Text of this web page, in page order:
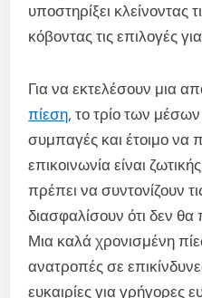
υποστηρίξει κλείνοντας
κόβοντας τις επιλογές
Για να εκτελέσουν μια
πίεση, το τρίο των
συμπαγές και έτοιμο να
επικοινωνία είναι
πρέπει να συντονίζουν
διασφαλίσουν ότι δεν
Μια καλά χρονισμένη
ανατροπές σε
ευκαιρίες για γρήγορες